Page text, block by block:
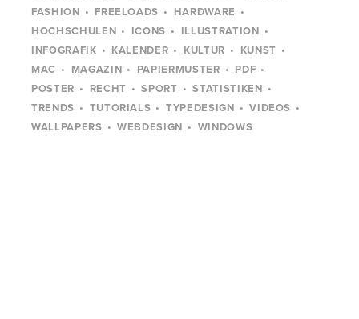
FASHION
FREELOADS
HARDWARE
HOCHSCHULEN
ICONS
ILLUSTRATION
INFOGRAFIK
KALENDER KULTUR
KUNST
MAC
MAGAZIN PAPIERMUSTER
PDF
POSTER
RECHT SPORT
STATISTIKEN
TRENDS
TUTORIALS TYPEDESIGN
VIDEOS
WALLPAPERS
WEBDESIGN WINDOWS